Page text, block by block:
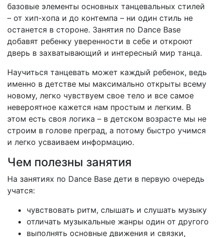
базовые элементы основных танцевальных стилей
– от хип-хопа и до контемпа – ни один стиль не
останется в стороне. Занятия по Dance Base
добавят ребенку уверенности в себе и откроют
дверь в захватывающий и интересный мир танца.
Научиться танцевать может каждый ребенок, ведь
именно в детстве мы максимально открыты всему
новому, легко чувствуем свое тело и все самое
невероятное кажется нам простым и легким. В
этом есть своя логика – в детском возрасте мы не
строим в голове преград, а потому быстро учимся
и легко усваиваем информацию.
Чем полезны занятия
На занятиях по Dance Base дети в первую очередь
учатся:
чувствовать ритм, слышать и слушать музыку
отличать музыкальные жанры один от другого
выполнять основные движения и связки,